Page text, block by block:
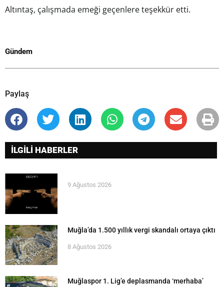
Altıntaş, çalışmada emeği geçenlere teşekkür etti.
Gündem
Paylaş
İLGİLİ HABERLER
9 Ağustos 2026
Muğla’da 1.500 yıllık vergi skandalı ortaya çıktı
8 Ağustos 2026
Muğlaspor 1. Lig’e deplasmanda ‘merhaba’